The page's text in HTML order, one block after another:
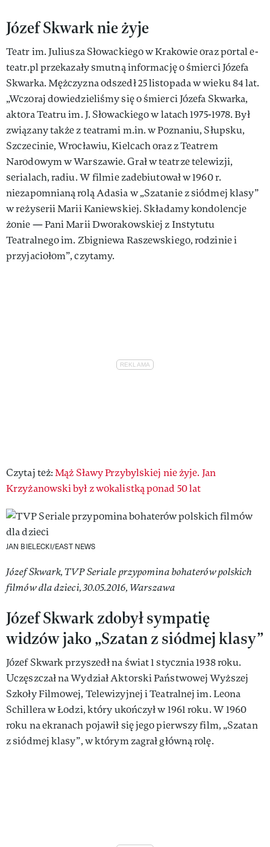
Józef Skwark nie żyje
Teatr im. Juliusza Słowackiego w Krakowie oraz portal e-
teatr.pl przekazały smutną informację o śmierci Józefa
Skwarka. Mężczyzna odszedł 25 listopada w wieku 84 lat.
„Wczoraj dowiedzieliśmy się o śmierci Józefa Skwarka,
aktora Teatru im. J. Słowackiego w latach 1975-1978. Był
związany także z teatrami m.in. w Poznaniu, Słupsku,
Szczecinie, Wrocławiu, Kielcach oraz z Teatrem
Narodowym w Warszawie. Grał w teatrze telewizji,
serialach, radiu. W filmie zadebiutował w 1960 r.
niezapomnianą rolą Adasia w „Szatanie z siódmej klasy”
w reżyserii Marii Kaniewskiej. Składamy kondolencje
żonie — Pani Marii Dworakowskiej z Instytutu
Teatralnego im. Zbigniewa Raszewskiego, rodzinie i
przyjaciołom”, czytamy.
Czytaj też:Mąż Sławy Przybylskiej nie żyje. Jan
Krzyżanowski był z wokalistką ponad 50 lat
JAN BIELECKI/EAST NEWS
Józef Skwark, TVP Seriale przypomina bohaterów polskich
filmów dla dzieci, 30.05.2016, Warszawa
Józef Skwark zdobył sympatię
widzów jako „Szatan z siódmej klasy”
Józef Skwark przyszedł na świat 1 stycznia 1938 roku.
Uczęszczał na Wydział Aktorski Państwowej Wyższej
Szkoły Filmowej, Telewizyjnej i Teatralnej im. Leona
Schillera w Łodzi, który ukończył w 1961 roku. W 1960
roku na ekranach pojawił się jego pierwszy film, „Szatan
z siódmej klasy”, w którym zagrał główną rolę.